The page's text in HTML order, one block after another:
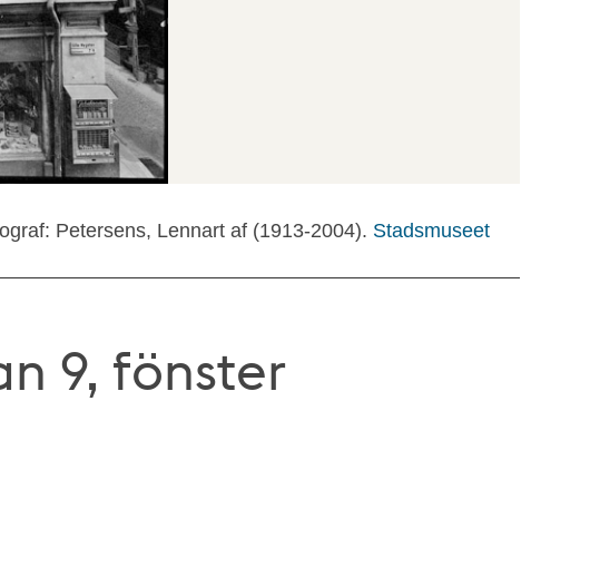
Petersens, Lennart af (1913-2004). Stadsmuseet
9, fönster